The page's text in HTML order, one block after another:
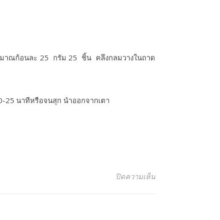
าณก้อนละ 25 กรัม 25 ชิ้น คลึงกลมวางในถาด
นาทีหรือจนสุก นำออกจากเตา
ปิดความเห็นบน ขนมปังฮอกไกโ